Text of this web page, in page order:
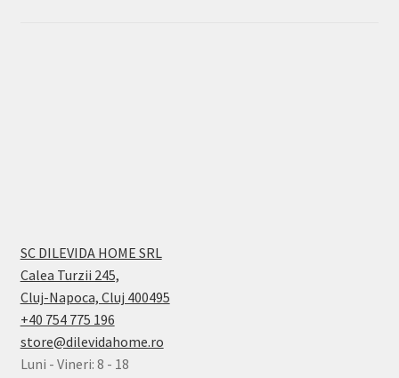
SC DILEVIDA HOME SRL
Calea Turzii 245,
Cluj-Napoca, Cluj 400495
+40 754 775 196
store@dilevidahome.ro
Luni - Vineri: 8 - 18